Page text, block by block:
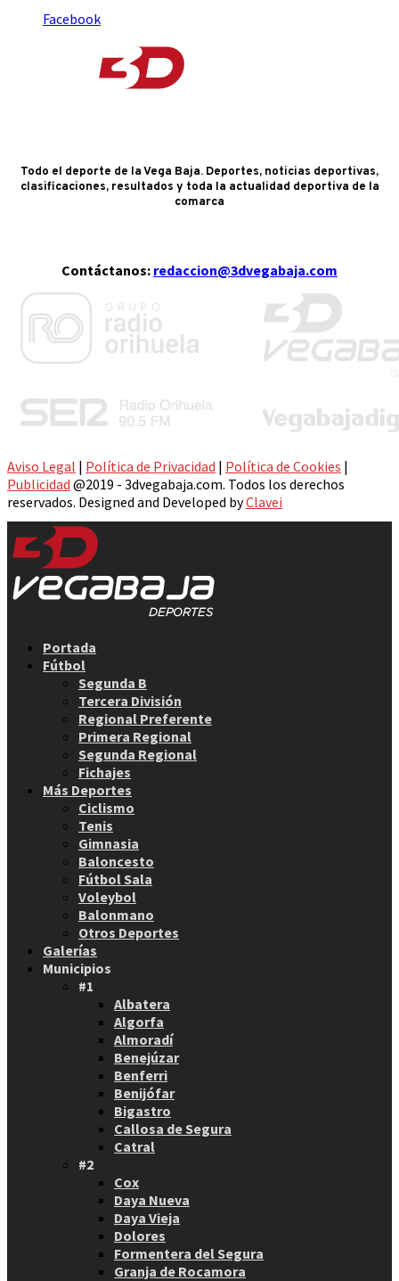
Facebook
Todo el deporte de la Vega Baja. Deportes, noticias deportivas,
clasificaciones, resultados y toda la actualidad deportiva de la
comarca
Contáctanos: redaccion@3dvegabaja.com
Aviso Legal | Política de Privacidad | Política de Cookies |
Publicidad @2019 - 3dvegabaja.com. Todos los derechos
reservados. Designed and Developed byClavei
Portada
Fútbol
Segunda B
Tercera División
Regional Preferente
Primera Regional
Segunda Regional
Fichajes
Más Deportes
Ciclismo
Tenis
Gimnasia
Baloncesto
Fútbol Sala
Voleybol
Balonmano
Otros Deportes
Galerías
Municipios
#1
Albatera
Algorfa
Almoradí
Benejúzar
Benferri
Benijófar
Bigastro
Callosa de Segura
Catral
#2
Cox
Daya Nueva
Daya Vieja
Dolores
Formentera del Segura
Granja de Rocamora